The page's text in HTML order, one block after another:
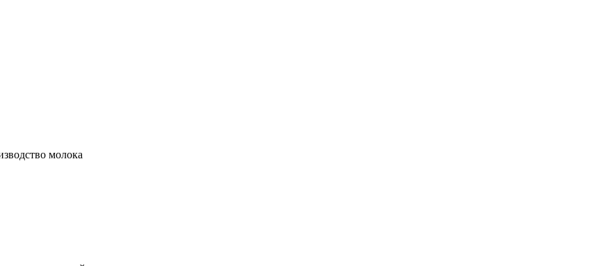
молока